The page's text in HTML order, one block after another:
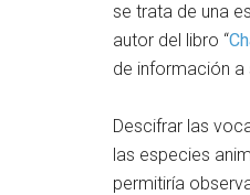
se trata de una
autor del libro “
de información a
Descifrar las
las especies
permitiría